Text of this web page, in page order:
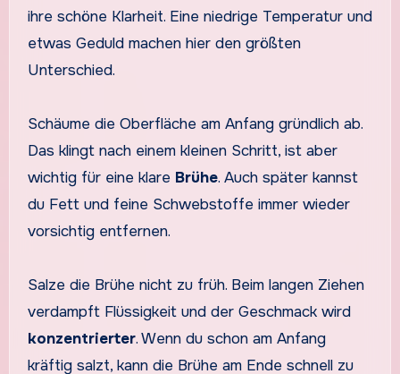
ihre schöne Klarheit. Eine niedrige Temperatur und
etwas Geduld machen hier den größten
Unterschied.
Schäume die Oberfläche am Anfang gründlich ab.
Das klingt nach einem kleinen Schritt, ist aber
wichtig für eine klare Brühe. Auch später kannst
du Fett und feine Schwebstoffe immer wieder
vorsichtig entfernen.
Salze die Brühe nicht zu früh. Beim langen Ziehen
verdampft Flüssigkeit und der Geschmack wird
konzentrierter. Wenn du schon am Anfang
kräftig salzt, kann die Brühe am Ende schnell zu